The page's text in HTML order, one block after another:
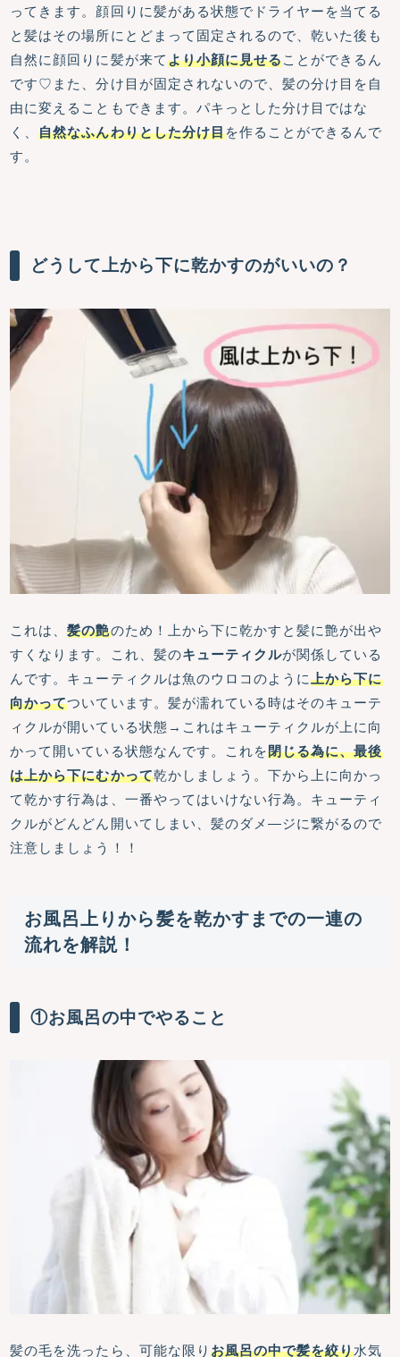
ってきます。顔回りに髪がある状態でドライヤーを当てる
と髪はその場所にとどまって固定されるので、乾いた後も
自然に顔回りに髪が来てより小顔に見せることができるん
です♡また、分け目が固定されないので、髪の分け目を自
由に変えることもできます。パキっとした分け目ではな
く、自然なふんわりとした分け目を作ることができるんで
す。
どうして上から下に乾かすのがいいの？
これは、髪の艶のため！上から下に乾かすと髪に艶が出や
すくなります。これ、髪のキューティクルが関係している
んです。キューティクルは魚のウロコのように上から下に
向かってついています。髪が濡れている時はそのキューテ
ィクルが開いている状態→これはキューティクルが上に向
かって開いている状態なんです。これを閉じる為に、最後
は上から下にむかって乾かしましょう。下から上に向かっ
て乾かす行為は、一番やってはいけない行為。キューティ
クルがどんどん開いてしまい、髪のダメ―ジに繋がるので
注意しましょう！！
お風呂上りから髪を乾かすまでの一連の
流れを解説！
①お風呂の中でやること
髪の毛を洗ったら、可能な限り お風呂の中で髪を絞り水気